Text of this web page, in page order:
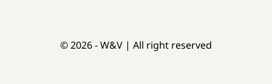
© 2026 - W&V | All right reserved